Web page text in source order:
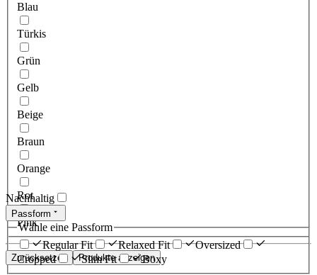
Blau
Türkis
Grün
Gelb
Beige
Braun
Orange
Rot
Pink
Zurücksetzen Produkte anzeigen
Nachhaltig
Passform
Wähle eine Passform
Regular Fit
Relaxed Fit
Oversized
Cropped
Slim Fit Boxy